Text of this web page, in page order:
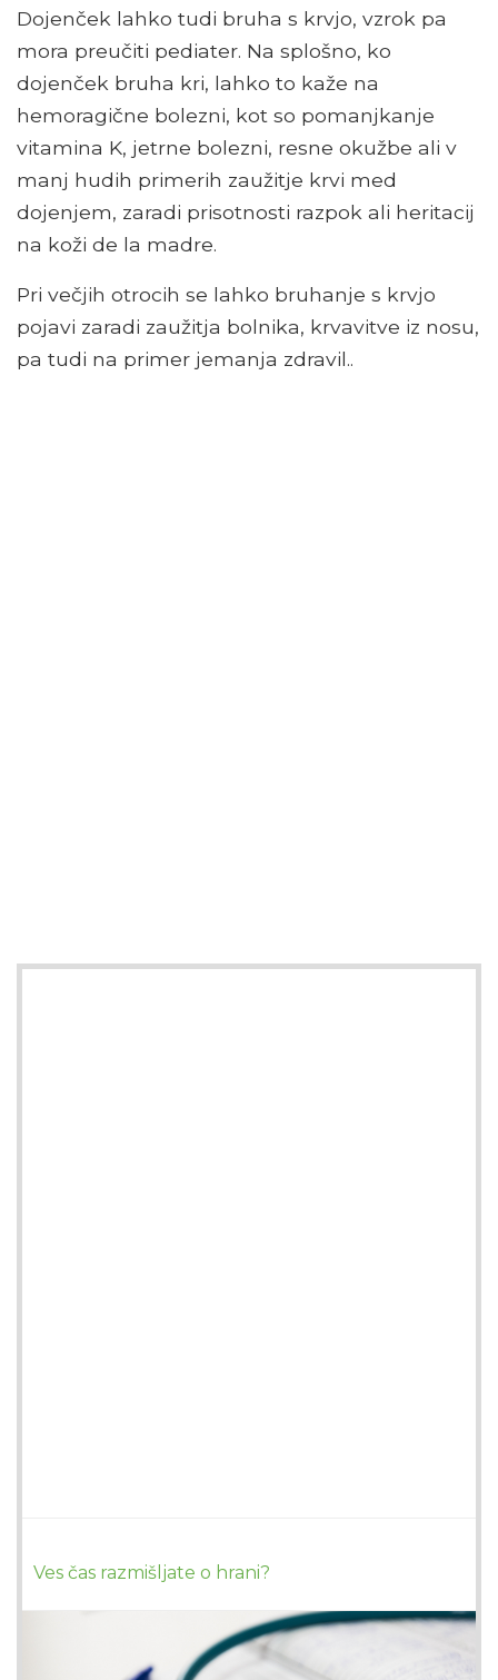
Dojenček lahko tudi bruha s krvjo, vzrok pa
mora preučiti pediater. Na splošno, ko
dojenček bruha kri, lahko to kaže na
hemoragične bolezni, kot so pomanjkanje
vitamina K, jetrne bolezni, resne okužbe ali v
manj hudih primerih zaužitje krvi med
dojenjem, zaradi prisotnosti razpok ali heritacij
na koži de la madre.
Pri večjih otrocih se lahko bruhanje s krvjo
pojavi zaradi zaužitja bolnika, krvavitve iz nosu,
pa tudi na primer jemanja zdravil..
Ves čas razmišljate o hrani?